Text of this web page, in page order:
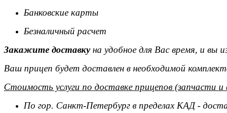
Банковские карты
Безналичный расчет
Закажите доставкуна удобное для Вас время, и вы
Ваш прицеп будет доставлен в необходимой
Стоимость услуги по доставке прицепов (запчасти
По гор. Санкт-Петербург в пределах КАД -